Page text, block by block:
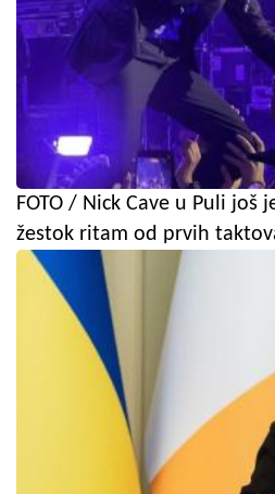
FOTO / Nick Cave u Puli još
žestok ritam od prvih